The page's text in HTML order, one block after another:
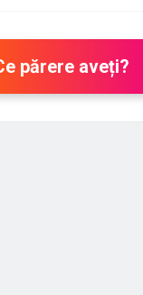
părere aveți?